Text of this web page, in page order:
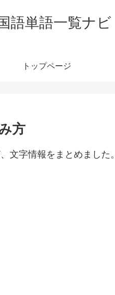
語単語一覧ナビ
トップページ
方
文字情報をまとめました。